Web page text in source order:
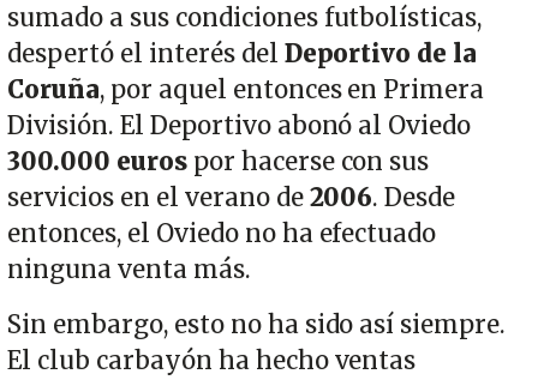
sumado a sus condiciones futbolísticas,
despertó el interés del Deportivo de la
Coruña, por aquel entonces en Primera
División. El Deportivo abonó al Oviedo
300.000 eurospor hacerse con sus
servicios en el verano de2006. Desde
entonces, el Oviedo no ha efectuado
ninguna venta más.
Sin embargo, esto no ha sido así siempre.
El club carbayón ha hecho ventas